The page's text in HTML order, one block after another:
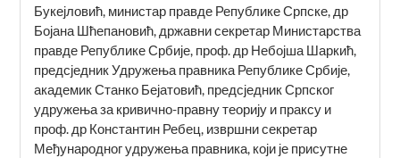
Букејловић, министар правде Републике Српске, др
Бојана Шћепановић, државни секретар Министарства
правде Републике Србије, проф. др Небојша Шаркић,
предсједник Удружења правника Републике Србије,
академик Станко Бејатовић, предсједник Српског
удружења за кривично-правну теорију и праксу и
проф. др Константин Ребец, извршни секретар
Међународног удружења правника, који је присутне